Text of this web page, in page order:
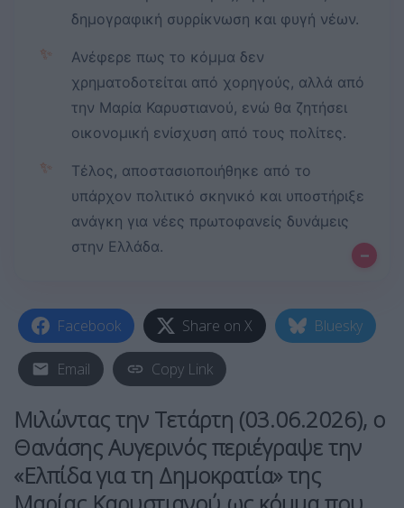
δημογραφική συρρίκνωση και φυγή νέων.
✨
Ανέφερε πως το κόμμα δεν
χρηματοδοτείται από χορηγούς, αλλά από
την Μαρία Καρυστιανού, ενώ θα ζητήσει
οικονομική ενίσχυση από τους πολίτες.
✨
Τέλος, αποστασιοποιήθηκε από το
υπάρχον πολιτικό σκηνικό και υποστήριξε
ανάγκη για νέες πρωτοφανείς δυνάμεις
στην Ελλάδα.
–
Facebook Share on X Bluesky
Email Copy Link
Μιλώντας την Τετάρτη (03.06.2026), ο
Θανάσης Αυγερινός περιέγραψε την
«Ελπίδα για τη Δημοκρατία» της